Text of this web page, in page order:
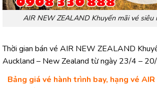
AIR NEW ZEALAND Khuyến mãi vé siêu
Thời gian bán vé AIR NEW ZEALAND
Auckland – New Zealand từ ngày 23/4 –
Bảng giá vé hành trình bay, hạng vé